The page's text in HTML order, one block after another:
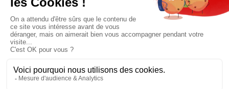
Mes favoris